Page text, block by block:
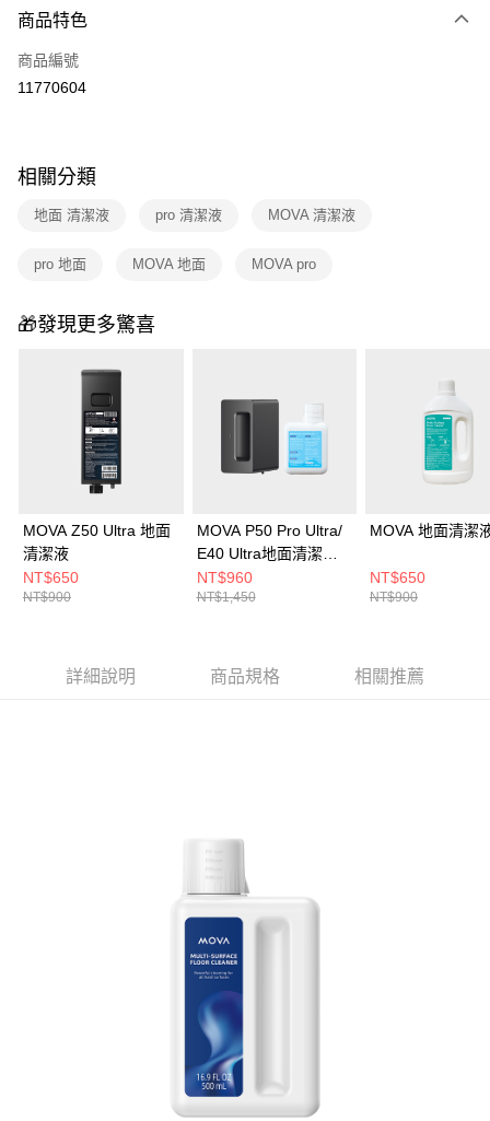
3 期 0 利率 每期
合作金庫商業銀行
上海商業儲蓄銀行
匯豐（台灣）商業銀行
聯邦商業銀行
元大商業銀行
永豐商業銀行
台新國際商業銀行
中國信託商業銀行
合作金庫商業銀行
臺灣中小企業銀行
聯邦商業銀行
遠東國際商業銀行
玉山商業銀行
星展（台灣）商業銀行
台灣樂天信用卡公司
即享券
Apple Pay
街口支付
每筆NT$100，滿NT$999(含以上)免運費
付款後門市自取
商品特色
商品編號
11770604
相關分類
地面 清潔液 pro 清潔液 MOVA 清潔液
pro 地面 MOVA 地面 MOVA pro
🎁發現更多驚喜
MOVA Z50 Ultra 地面
清潔液
NT$650
NT$900
MOVA P50 Pro Ultra/
E40 Ultra地面清潔液
套组
NT$960
NT$1,450
MOVA 地面清潔
NT$650
NT$900
詳細說明 商品規格 相關推薦